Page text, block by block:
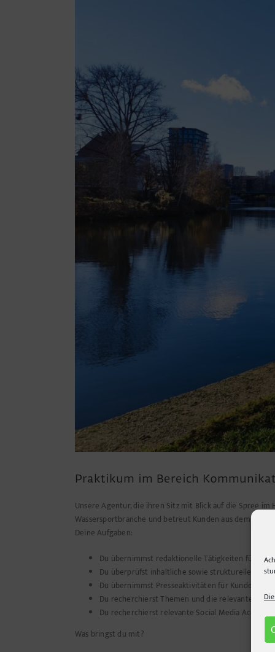
Praktikum im Bereich
Unsere Agentur, die ihren Sitz mit Blick auf die Spree
Wassersportbranche und betreut Kunden aus dem
Deine Aufgaben:
Du übernimmst redaktionelle Tätigkeiten für
Du überprüfst inhaltliche sowie strukturelle
Du übernimmst Presseaktivitäten für Kunden und
Du recherchierst Themen und die relevanten
Du recherchierst relevante Social Media Accounts
Was bringst du mit?